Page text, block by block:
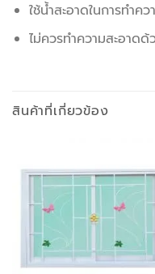
ใช้น้ำสะอาดในการทำค
ไม่ควรทำความสะอาด
สินค้าที่เกี่ยวข้อง